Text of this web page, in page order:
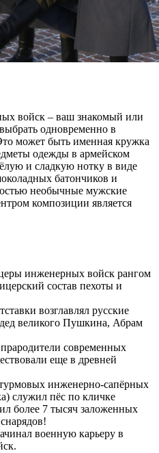
войск – ваш знакомый или
одновременно в
может быть именная кружка
одежды в армейском
и сладкую нотку в виде
батончиков и
необычные мужские
композиции является
инженерных войск рангом
состав пехоты и
возглавлял русские
великого Пушкина, Абрам
современных
еще в древней
инженерно-сапёрных
служил пёс по кличке
более 7 тысяч заложенных
военную карьеру в